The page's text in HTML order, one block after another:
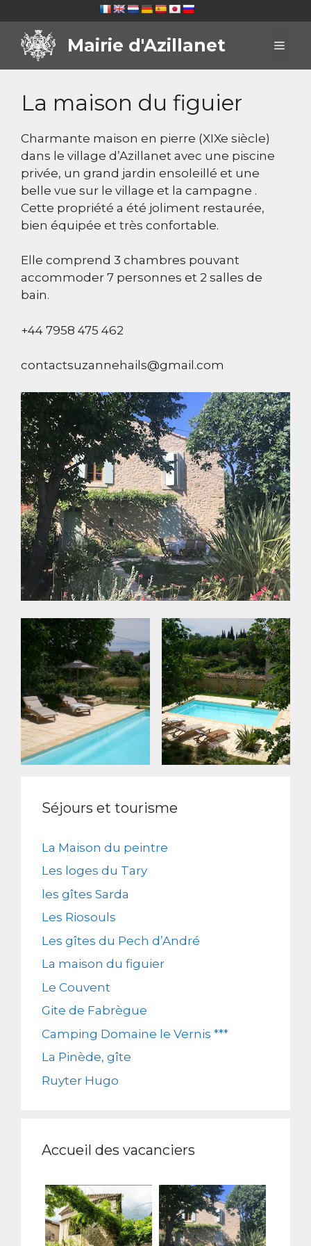
au
contenu
Mairie d'Azillanet
La maison du figuier
Charmante maison en pierre (XIXe siècle)
dans le village d’Azillanet avec une piscine
privée, un grand jardin ensoleillé et une
belle vue sur le village et la campagne .
Cette propriété a été joliment restaurée,
bien équipée et très confortable.
Elle comprend 3 chambres pouvant
accommoder 7 personnes et 2 salles de
bain.
+44 7958 475 462
contactsuzannehails@gmail.com
Séjours et tourisme
La Maison du peintre
Les loges du Tary
les gîtes Sarda
Les Riosouls
Les gîtes du Pech d’André
La maison du figuier
Le Couvent
Gite de Fabrègue
Camping Domaine le Vernis ***
La Pinède, gîte
Ruyter Hugo
Accueil des vacanciers